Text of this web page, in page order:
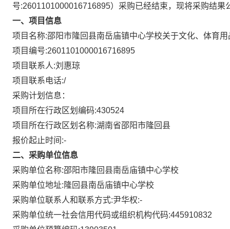
号:2601101000016716895）采购已经结束，现将采购结果
一、项目信息
项目名称:邵阳市隆回县南岳庙镇中心学校关于文化、体育
项目编号:2601101000016716895
项目联系人:刘惠琼
项目联系电话:/
采购计划信息：
项目所在行政区划编码:430524
项目所在行政区划名称:湖南省邵阳市隆回县
报价起止时间:-
二、采购单位信息
采购单位名称:邵阳市隆回县南岳庙镇中心学校
采购单位地址: 隆回县南岳庙镇中心学校
采购单位联系人和联系方式:尹华权:-
采购单位统一社会信用代码或组织机构代码:445910832